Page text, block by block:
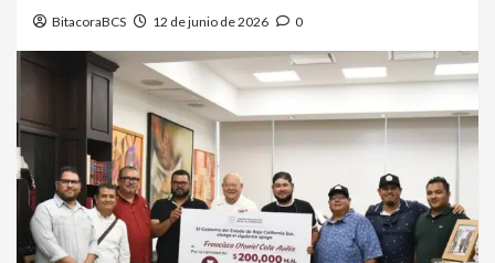
BitacoraBCS 12 de junio de 2026 0